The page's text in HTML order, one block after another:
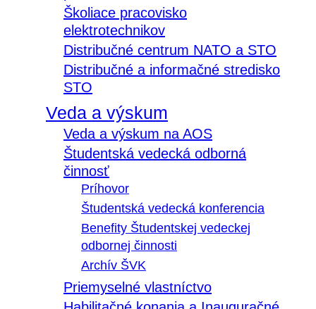
Školiace pracovisko
elektrotechnikov
Distribučné centrum NATO a STO
Distribučné a informačné stredisko
STO
Veda a výskum
Veda a výskum na AOS
Študentská vedecká odborná
činnosť
Príhovor
Študentská vedecká konferencia
Benefity Študentskej vedeckej
odbornej činnosti
Archív ŠVK
Priemyselné vlastníctvo